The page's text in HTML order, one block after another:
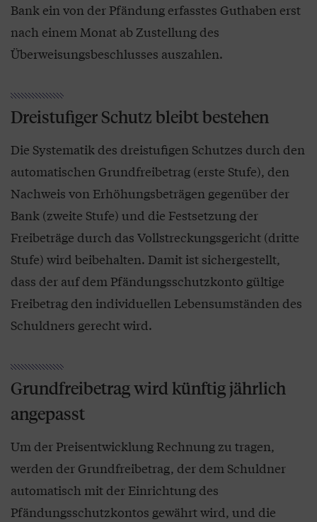
Bank ein von der Pfändung erfasstes Guthaben erst
nach einem Monat ab Zustellung des
Überweisungsbeschlusses auszahlen.
Dreistufiger Schutz bleibt bestehen
Die Systematik des dreistufigen Schutzes durch den
automatischen Grundfreibetrag (erste Stufe), den
Nachweis von Erhöhungsbeträgen gegenüber der
Bank (zweite Stufe) und die Festsetzung der
Freibeträge durch das Vollstreckungsgericht (dritte
Stufe) wird beibehalten. Damit ist sichergestellt,
dass der auf dem Pfändungsschutzkonto gültige
Freibetrag den individuellen Lebensumständen des
Schuldners gerecht wird.
Grundfreibetrag wird künftig jährlich
angepasst
Um der Preisentwicklung Rechnung zu tragen,
werden der Grundfreibetrag, der dem Schuldner
automatisch mit der Einrichtung des
Pfändungsschutzkontos gewährt wird, und die